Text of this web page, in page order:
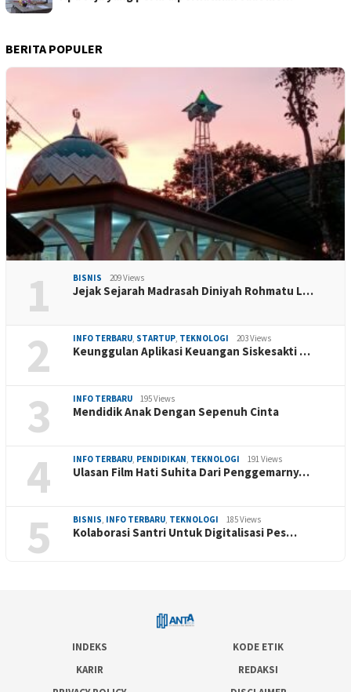
BERITA POPULER
1 BISNIS 209 Views
Jejak Sejarah Madrasah Diniyah Rohmatu L…
2 INFO TERBARU, STARTUP, TEKNOLOGI 203 Views
Keunggulan Aplikasi Keuangan Siskesakti …
3 INFO TERBARU 195 Views
Mendidik Anak Dengan Sepenuh Cinta
4 INFO TERBARU, PENDIDIKAN, TEKNOLOGI 191 Views
Ulasan Film Hati Suhita Dari Penggemarny…
5 BISNIS, INFO TERBARU, TEKNOLOGI 185 Views
Kolaborasi Santri Untuk Digitalisasi Pes…
INDEKS
KODE ETIK
KARIR
REDAKSI